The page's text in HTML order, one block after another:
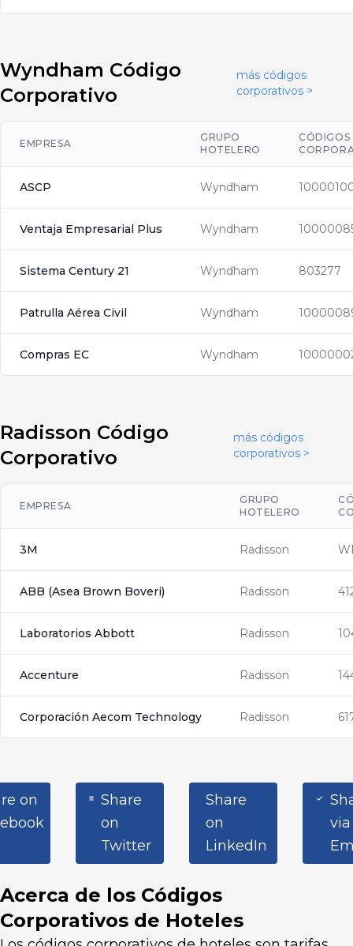
Wyndham Código
Corporativo
más códigos
corporativos >
EMPRESA
GRUPO
HOTELERO
CÓDIGOS
ASCP Wyndham
Ventaja Empresarial Plus Wyndham
Sistema Century 21 Wyndham 803277
Patrulla Aérea Civil Wyndham
Compras EC Wyndham
Radisson Código
Corporativo
más códigos
corporativos >
EMPRESA
GRUPO
HOTELERO
3M Radisson
ABB (Asea Brown Boveri) Radisson
Laboratorios Abbott Radisson
Accenture Radisson
Corporación Aecom Technology Radisson
Share on Facebook
on
Share on Twitter
Share
on
Twitter
Share on
Share
on
LinkedIn
via
Acerca de los Códigos
Corporativos de Hoteles